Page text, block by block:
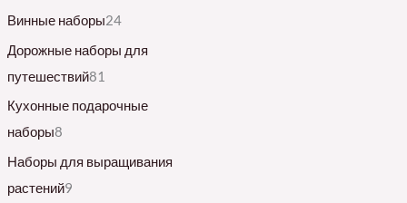
Винные наборы24
Дорожные наборы для
путешествий81
Кухонные подарочные
наборы8
Наборы для выращивания
растений9